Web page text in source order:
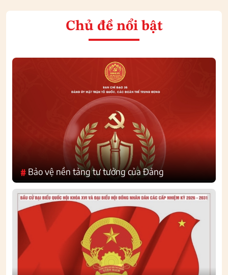
Chủ đề nổi bật
# Bảo vệ nền tảng tư tưởng của Đảng